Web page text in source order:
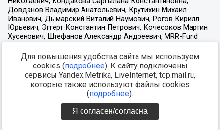
Для повышения удобства сайта мы используем
cookies (подробнее). К сайту подключены
сервисы Yandex.Metrika, LiveInternet, top.mail.ru,
которые также используют файлы cookies
(подробнее).
Я согласен/согласна